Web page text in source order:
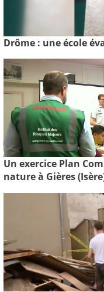
Drôme : une école
Un exercice Plan
nature à Gières